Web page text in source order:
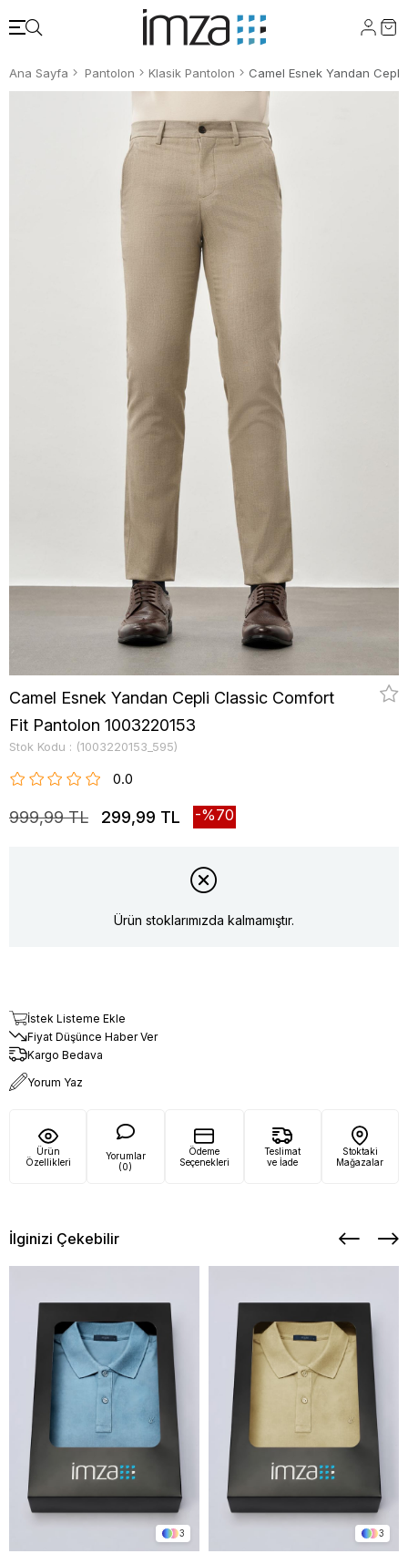
Ana Sayfa Pantolon Klasik Pantolon
Camel Esnek Yandan Cepli Classic Comfort
Fit Pantolon 1003220153
Stok Kodu (1003220153_595)
0.0
999,99 TL 299,99 TL 70
Ürün stoklarımızda kalmamıştır.
İstek Listeme Ekle
Fiyat Düşünce Haber Ver
Kargo Bedava
Yorum Yaz
Ürün
Özellikleri
Yorumlar
(0)
Ödeme
Seçenekleri
Teslimat
ve İade
Stoktaki
Mağazalar
İlginizi Çekebilir
3 3